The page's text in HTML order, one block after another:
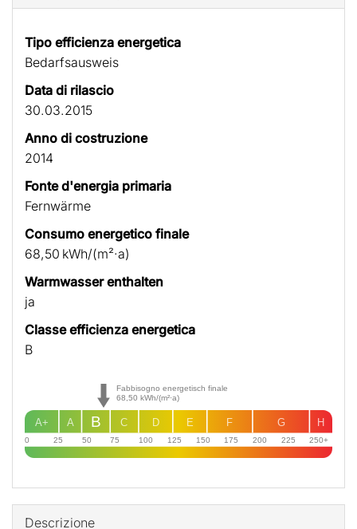
Tipo efficienza energetica
Bedarfs­ausweis
Data di rilascio
30.03.2015
Anno di costruzione
2014
Fonte d'energia primaria
Fernwärme
Consumo energetico finale
68,50 kWh/(m²·a)
Warmwasser enthalten
ja
Classe efficienza energetica
B
0 25 50 75 100 125 150 175 200 225 250+
H
G
F
E
D
C
A
A+ B
Fabbisogno energetisch finale
68,50 kWh/(m²·a)
Descrizione